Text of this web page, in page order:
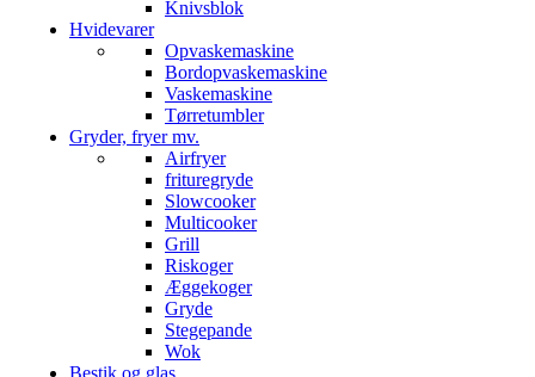
Knivsblok
Hvidevarer
Opvaskemaskine
Bordopvaskemaskine
Vaskemaskine
Tørretumbler
Gryder, fryer mv.
Airfryer
frituregryde
Slowcooker
Multicooker
Grill
Riskoger
Æggekoger
Gryde
Stegepande
Wok
Bestik og glas